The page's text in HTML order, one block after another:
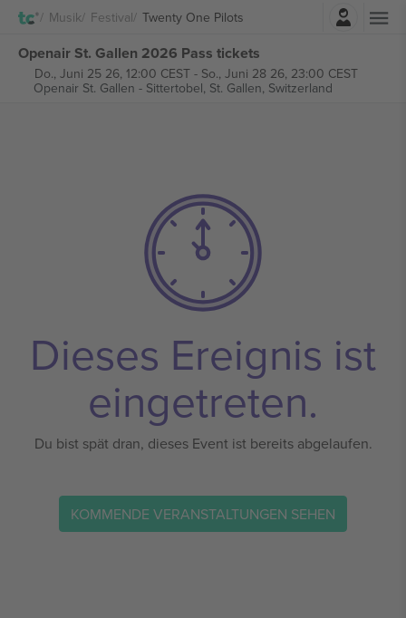
Musik Festival Twenty One PilotsEinloggen
Openair St. Gallen 2026 Pass tickets
Do., Juni 25 26, 12:00 CEST- So., Juni 28 26, 23:00 CEST
Openair St. Gallen - Sittertobel, St. Gallen, Switzerland
Dieses Ereignis ist
eingetreten.
Du bist spät dran, dieses Event ist bereits abgelaufen.
KOMMENDE VERANSTALTUNGEN SEHEN